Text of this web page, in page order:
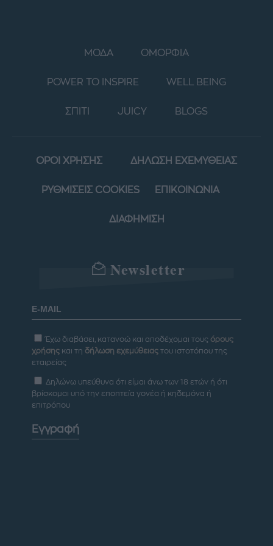
ΜΟΔΑ ΟΜΟΡΦΙΑ
POWER TO INSPIRE WELL BEING
ΣΠΙΤΙ JUICY BLOGS
ΟΡΟΙ ΧΡΗΣΗΣ ΔΗΛΩΣΗ ΕΧΕΜΥΘΕΙΑΣ
ΡΥΘΜΙΣΕΙΣ COOKIES ΕΠΙΚΟΙΝΩΝΙΑ
ΔΙΑΦΗΜΙΣΗ
Newsletter
Έχω διαβάσει, κατανοώ και αποδέχομαι τους όρους
χρήσης και τη δήλωση εχεμύθειας του ιστοτόπου της
εταιρείας
Δηλώνω υπεύθυνα ότι είμαι άνω των 18 ετών ή ότι
βρίσκομαι υπό την εποπτεία γονέα ή κηδεμόνα ή
επιτρόπου
Εγγραφή